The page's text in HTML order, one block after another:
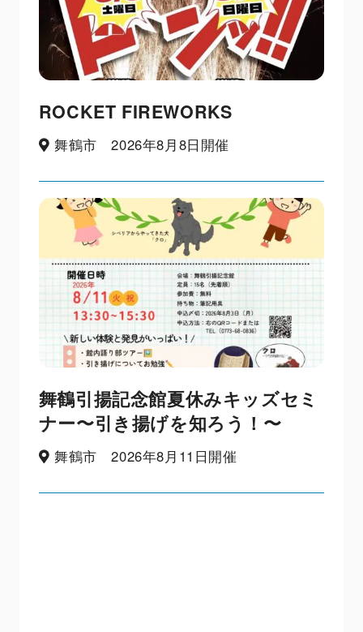
ROCKET FIREWORKS
舞鶴市 2026年8月8日開催
舞鶴引揚記念館夏休みキッズセミ
ナー〜引き揚げを知ろう！〜
舞鶴市 2026年8月11日開催